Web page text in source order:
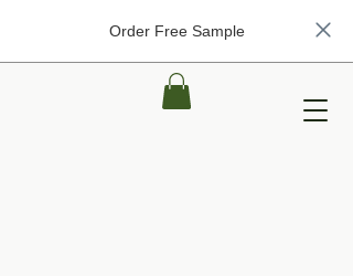
Order Free Sample